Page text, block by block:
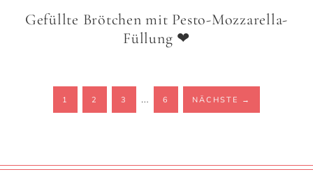
Gefüllte Brötchen mit Pesto-Mozzarella-
Füllung ❤
1 2 3 … 6 NÄCHSTE →